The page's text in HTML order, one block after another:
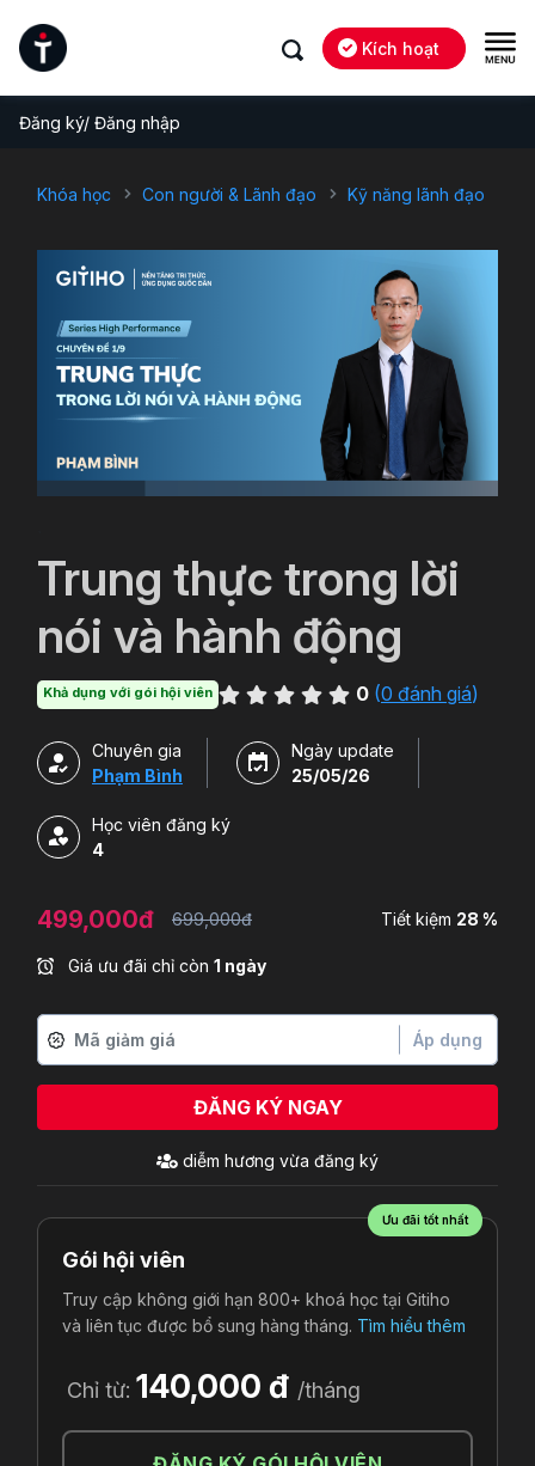
Kích hoạt
Đăng ký/ Đăng nhập
Khóa học Con người & Lãnh đạo Kỹ năng lãnh đạo
Trung thực trong lời
nói và hành động
Khả dụng với gói hội viên 0 (0 đánh giá)
Chuyên gia
Phạm Bình
Ngày update
25/05/26
Học viên đăng ký
4
499,000đ 699,000đ Tiết kiệm 28 %
Giá ưu đãi chỉ còn 1 ngày
Áp dụng
ĐĂNG KÝ NGAY
diễm hương vừa đăng ký
Ưu đãi tốt nhất
Gói hội viên
Truy cập không giới hạn 800+ khoá học tại Gitiho
và liên tục được bổ sung hàng tháng. Tìm hiểu thêm
Chỉ từ: 140,000 đ /tháng